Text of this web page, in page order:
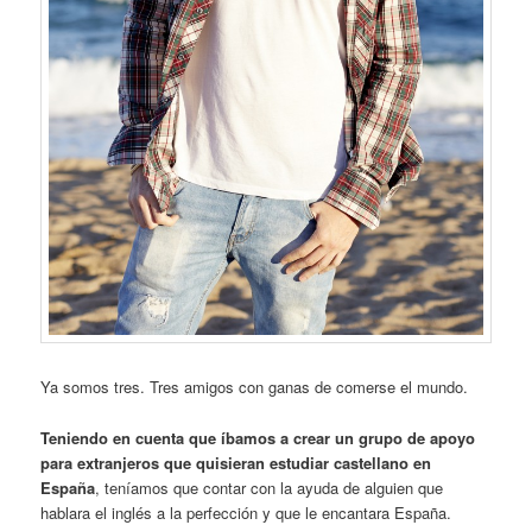
Ya somos tres. Tres amigos con ganas de comerse el mundo.
Teniendo en cuenta que íbamos a crear un grupo de apoyo
para extranjeros que quisieran estudiar castellano en
España, teníamos que contar con la ayuda de alguien que
hablara el inglés a la perfección y que le encantara España.